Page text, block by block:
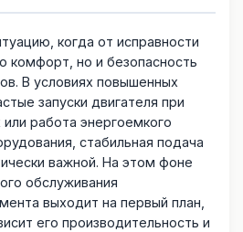
когда от исправности
комфорт, но и безопасность
В условиях повышенных
запуски двигателя при
работа энергоемкого
стабильная подача
важной. На этом фоне
обслуживания
выходит на первый план,
его производительность и